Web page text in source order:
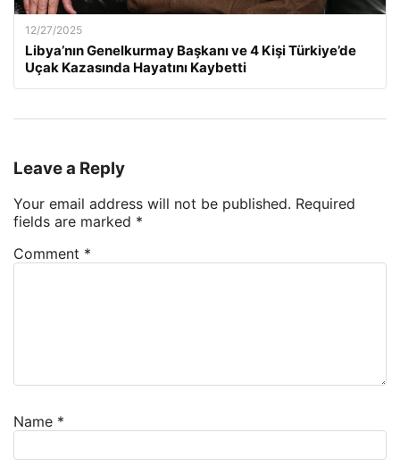
12/27/2025
Libya’nın Genelkurmay Başkanı ve 4 Kişi Türkiye’de
Uçak Kazasında Hayatını Kaybetti
Leave a Reply
Your email address will not be published. Required
fields are marked *
Comment *
Name *